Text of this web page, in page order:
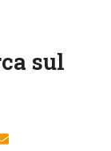
sul